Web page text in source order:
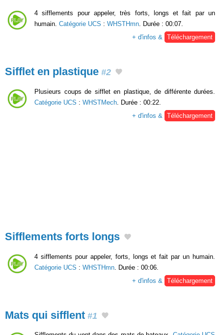
4 sifflements pour appeler, très forts, longs et fait par un
humain. Catégorie UCS : WHSTHmn. Durée : 00:07.
+ d'infos & Téléchargement
Sifflet en plastique #2
Plusieurs coups de sifflet en plastique, de différente durées.
Catégorie UCS : WHSTMech. Durée : 00:22.
+ d'infos & Téléchargement
Sifflements forts longs
4 sifflements pour appeler, forts, longs et fait par un humain.
Catégorie UCS : WHSTHmn . Durée : 00:06.
+ d'infos &
Téléchargement
Mats qui sifflent #1